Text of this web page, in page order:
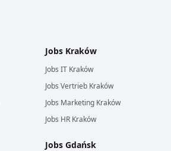
Jobs Kraków
Jobs IT Kraków
Jobs Vertrieb Kraków
Jobs Marketing Kraków
Jobs HR Kraków
Jobs Gdańsk